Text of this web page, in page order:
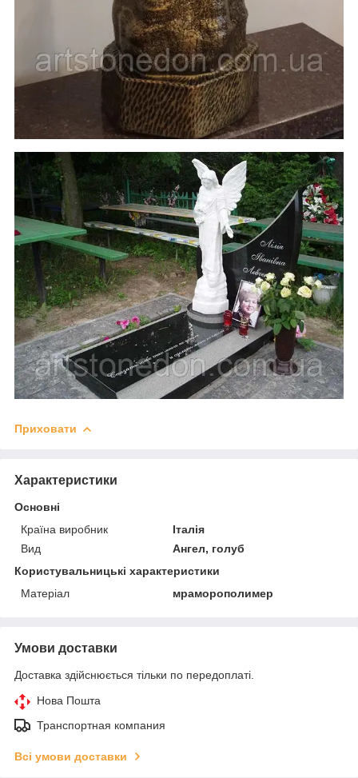
Приховати
Характеристики
Основні
Країна виробник
Італія
Вид
Ангел, голуб
Користувальницькі характеристики
Матеріал
мраморополимер
Умови доставки
Доставка здійснюється тільки по передоплаті.
Нова Пошта
Транспортная компания
Всі умови доставки